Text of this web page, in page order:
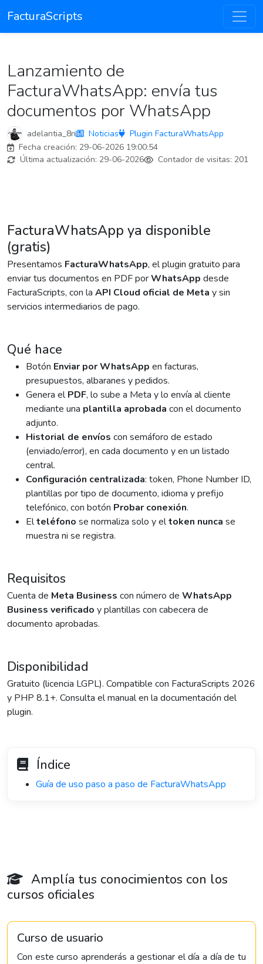
FacturaScripts
Lanzamiento de
FacturaWhatsApp: envía tus
documentos por WhatsApp
adelantia_8n Noticias
Plugin FacturaWhatsApp
Fecha creación: 29-06-2026 19:00:54
Última actualización: 29-06-2026 Contador de visitas: 201
FacturaWhatsApp ya disponible
(gratis)
Presentamos FacturaWhatsApp, el plugin gratuito para
enviar tus documentos en PDF porWhatsApp desde
FacturaScripts, con la API Cloud oficial de Meta y sin
servicios intermediarios de pago.
Qué hace
Botón Enviar por WhatsApp en facturas,
presupuestos, albaranes y pedidos.
Genera elPDF, lo sube a Meta y lo envía al cliente
mediante una plantilla aprobada con el documento
adjunto.
Historial de envíos con semáforo de estado
(enviado/error), en cada documento y en un listado
central.
Configuración centralizada: token, Phone Number ID,
plantillas por tipo de documento, idioma y prefijo
telefónico, con botón Probar conexión.
Elteléfono se normaliza solo y eltoken nunca se
muestra ni se registra.
Requisitos
Cuenta de Meta Business con número de WhatsApp
Business verificado y plantillas con cabecera de
documento aprobadas.
Disponibilidad
Gratuito (licencia LGPL). Compatible con FacturaScripts 2026
y PHP 8.1+. Consulta el manual en la documentación del
plugin.
Índice
Guía de uso paso a paso de FacturaWhatsApp
Amplía tus conocimientos con los
cursos oficiales
Curso de usuario
Con este curso aprenderás a gestionar el día a día de tu